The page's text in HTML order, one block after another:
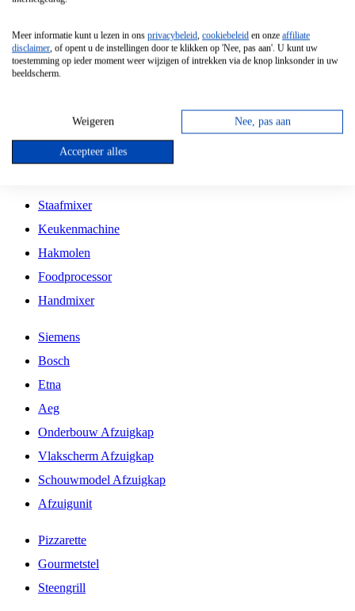
Vrijstaande Magnetron
Vrijstaande Kookplaat
Inbouw Gaskookplaat
Inbouw Keramische Kookplaat
Kookplaat Accessoires
Staafmixer
Keukenmachine
Hakmolen
Foodprocessor
Handmixer
Siemens
Bosch
Etna
Aeg
Onderbouw Afzuigkap
Vlakscherm Afzuigkap
Schouwmodel Afzuigkap
Afzuigunit
Pizzarette
Gourmetstel
Steengrill
Meer informatie kunt u lezen in ons privacybeleid, cookiebeleid en onze affiliate
disclaimer, of opent u de instellingen door te klikken op 'Nee, pas aan'. U kunt uw
toestemming op ieder moment weer wijzigen of intrekken via de knop linksonder in uw
beeldscherm.
Weigeren Nee, pas aan
Accepteer alles